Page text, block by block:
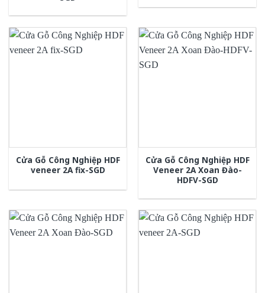
Cửa Gỗ Công Nghiệp HDF
veneer 2A fix-SGD
Cửa Gỗ Công Nghiệp HDF
Veneer 2A Xoan Đào-
HDFV-SGD